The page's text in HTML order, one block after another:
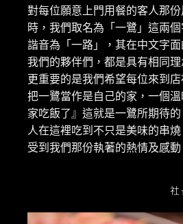
對每位願意上門用餐的客人那
時，我們取名為「一鷺」這兩
諧音為「一路」，其在中文字
我們的夥伴們，都是具有相同理
更重要的是我們希望每位來到
把一鷺當作是自己的家，一個
家吃飯了』這就是一鷺所期待
人在這裡吃到不只是美味的串
受到我們那份執著的熱情及感動